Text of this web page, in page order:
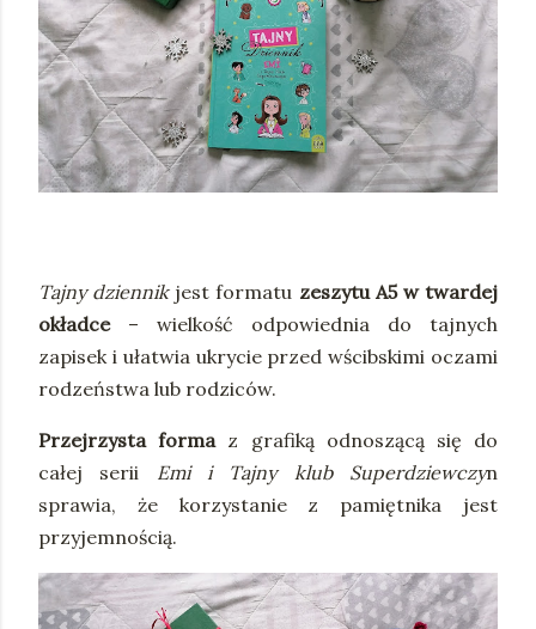
Tajny dziennikjest formatu zeszytu A5 w twardej
okładce– wielkość odpowiednia do tajnych
zapisek i ułatwia ukrycie przed wścibskimi oczami
rodzeństwa lub rodziców.
Przejrzysta formaz grafiką odnoszącą się do
całej serii Emi i Tajny klub Superdziewczyn
sprawia, że korzystanie z pamiętnika jest
przyjemnością.